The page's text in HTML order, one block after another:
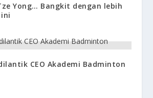
Yong… Bangkit dengan lebih
CEO Akademi Badminton